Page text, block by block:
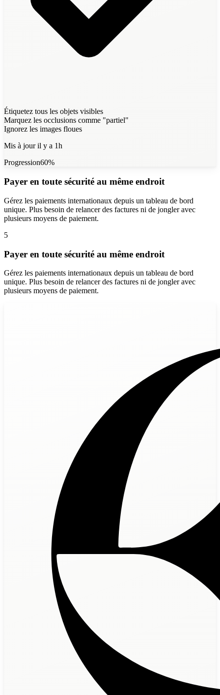
Étiquetez tous les objets visibles
Marquez les occlusions comme "partiel"
Ignorez les images floues
Mis à jour il y a 1h
Progression60%
Payer en toute sécurité au même endroit
Gérez les paiements internationaux depuis un tableau de bord
unique. Plus besoin de relancer des factures ni de jongler avec
plusieurs moyens de paiement.
5
Payer en toute sécurité au même endroit
Gérez les paiements internationaux depuis un tableau de bord
unique. Plus besoin de relancer des factures ni de jongler avec
plusieurs moyens de paiement.